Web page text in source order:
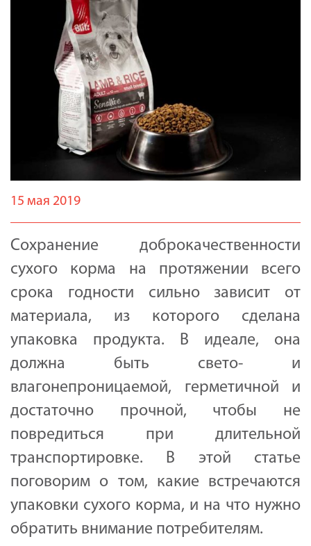
15 мая 2019
Сохранение доброкачественности
сухого корма на протяжении всего
срока годности сильно зависит от
материала, из которого сделана
упаковка продукта. В идеале, она
должна быть свето- и
влагонепроницаемой, герметичной и
достаточно прочной, чтобы не
повредиться при длительной
транспортировке. В этой статье
поговорим о том, какие встречаются
упаковки сухого корма, и на что нужно
обратить внимание потребителям.